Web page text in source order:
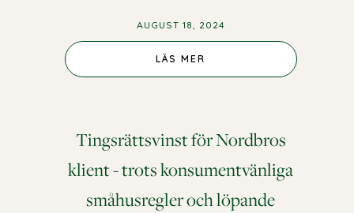
AUGUST 18, 2024
LÄS MER
Tingsrättsvinst för Nordbros
klient - trots konsumentvänliga
småhusregler och löpande